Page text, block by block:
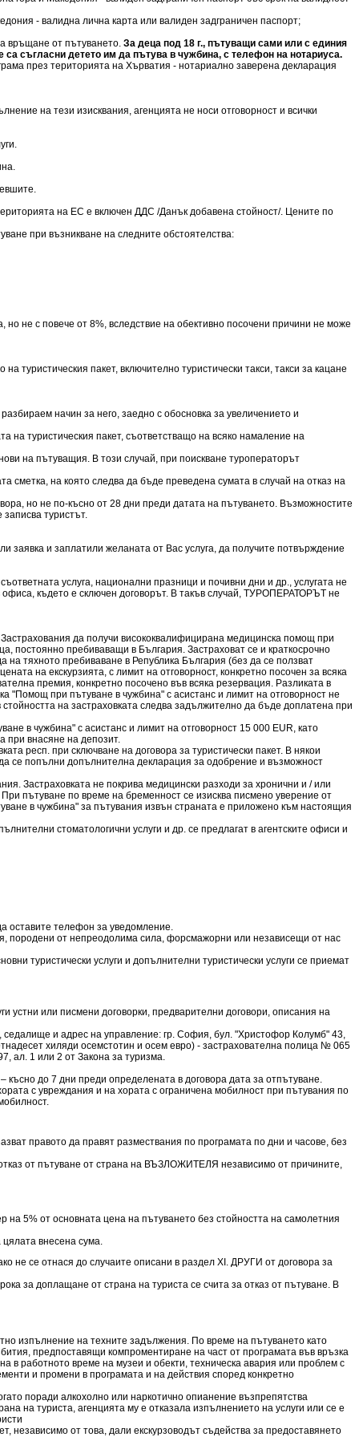
- валидна лична карта или валиден задграничен паспорт;
връщане от пътуването. За деца под 18 г., пътуващи сами или с единия
съгласни детето им да пътува в чужбина, с телефон на нотариуса.
през територията на Хърватия - нотариално заверена декларация
на тези изисквания, агенцията не носи отговорност и всички
на ЕС е включен ДДС /Данък добавена стойност/. Цените по
при възникване на следните обстоятелства:
не с повече от 8%, вследствие на обективно посочени причини не може
туристическия пакет, включително туристически такси, такси за кацане
начин за него, заедно с обосновка за увеличението и
на туристическия пакет, съответстващо на всяко намаление на
на пътуващия. В този случай, при поискване туроператорът
на която следва да бъде преведена сумата в случай на отказ на
но не по-късно от 28 дни преди датата на пътуването. Възможностите
туристът.
заявка и заплатили желаната от Вас услуга, да получите потвърждение
услуга, национални празници и почивни дни и др., услугата не
където е сключен договорът. В такъв случай, ТУРОПЕРАТОРЪТ не
да получи висококвалифицирана медицинска помощ при
постоянно пребиваващи в България. Застраховат се и краткосрочно
тяхното пребиваване в Република България (без да се ползват
на екскурзията, с лимит на отговорност, конкретно посочен за всяка
премия, конкретно посочено във всяка резервация. Разликата в
"Помощ при пътуване в чужбина" с асистанс и лимит на отговорност не
на застраховката следва задължително да бъде доплатена при
в чужбина" с асистанс и лимит на отговорност 15 000 EUR, като
при внасяне на депозит.
респ. при сключване на договора за туристически пакет. В някои
се попълни допълнителна декларация за одобрение и възможност
Застраховката не покрива медицински разходи за хронични и / или
пътуване по време на бременност се изисква писмено уверение от
в чужбина" за пътувания извън страната е приложено към настоящия
стоматологични услуги и др. се предлагат в агентските офиси и
оставите телефон за уведомление.
породени от непреодолима сила, форсмажорни или независещи от нас
туристически услуги и допълнителни туристически услуги се приемат
устни или писмени договорки, предварителни договори, описания на
и адрес на управление: гр. София, бул. "Христофор Колумб" 43,
хиляди осемстотин и осем евро) - застрахователна полица № 065
ал. 1 или 2 от Закона за туризма.
до 7 дни преди определената в договора дата за отпътуване.
с увреждания и на хората с ограничена мобилност при пътувания по
правото да правят размествания по програмата по дни и часове, без
от пътуване от страна на ВЪЗЛОЖИТЕЛЯ независимо от причините,
5% от основната цена на пътуването без стойността на самолетния
внесена сума.
не се отнася до случаите описани в раздел XI. ДРУГИ от договора за
за доплащане от страна на туриста се счита за отказ от пътуване. В
изпълнение на техните задължения. По време на пътуването като
предпоставящи компроментиране на част от програмата във връзка
в работното време на музеи и обекти, техническа авария или проблем с
и промени в програмата и на действия според конкретно
поради алкохолно или наркотично опианение възпрепятства
на туриста, агенцията му е отказала изпълнението на услуги или се е
от това, дали екскурзоводът съдейства за предоставянето